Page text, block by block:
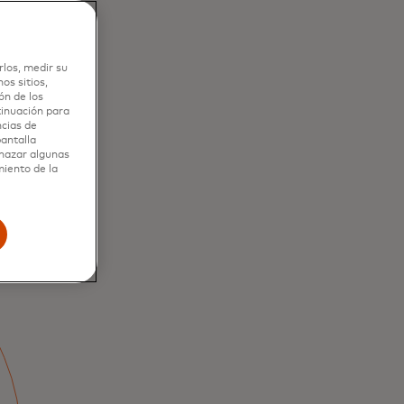
medir su
sitios,
de los
para
de
algunas
de la